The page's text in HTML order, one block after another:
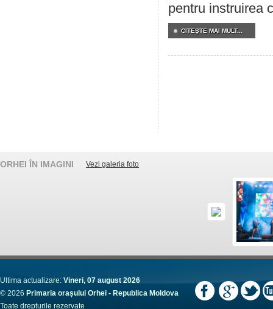
pentru instruirea
CITEŞTE MAI MULT...
ORHEI ÎN IMAGINI Vezi galeria foto
Ultima actualizare: Vineri, 07 august 2026
© 2026 Primaria orașului Orhei - Republica Moldova
Toate drepturile rezervate